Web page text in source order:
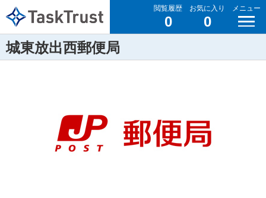
閲覧履歴
0
お気に入り
0
メニュー
城東放出西郵便局